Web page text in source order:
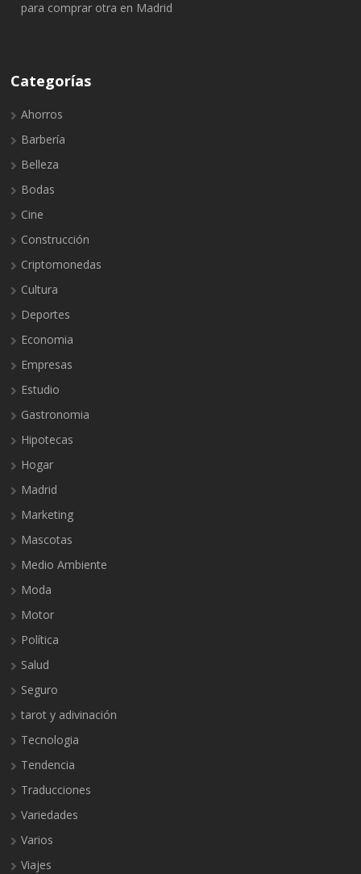
para comprar otra en Madrid
Categorías
Ahorros
Barbería
Belleza
Bodas
Cine
Construcción
Criptomonedas
Cultura
Deportes
Economia
Empresas
Estudio
Gastronomia
Hipotecas
Hogar
Madrid
Marketing
Mascotas
Medio Ambiente
Moda
Motor
Política
Salud
Seguro
tarot y adivinación
Tecnologia
Tendencia
Traducciones
Variedades
Varios
Viajes